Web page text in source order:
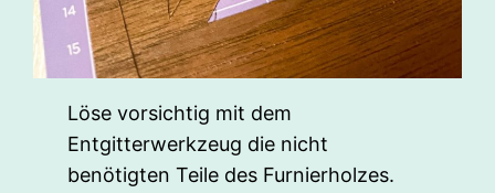
Löse vorsichtig mit dem
Entgitterwerkzeug die nicht
benötigten Teile des Furnierholzes.